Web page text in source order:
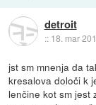
detroit
:: 18. mar
jst sm mnenja da
kresalova določi k
lenčine kot sm jest